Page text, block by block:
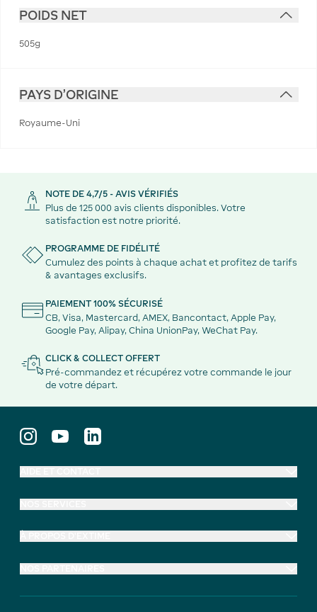
POIDS NET
505g
PAYS D'ORIGINE
Royaume-Uni
NOTE DE 4,7/5 - AVIS VÉRIFIÉS
Plus de 125 000 avis clients disponibles. Votre
satisfaction est notre priorité.
PROGRAMME DE FIDÉLITÉ
Cumulez des points à chaque achat et profitez de tarifs
& avantages exclusifs.
PAIEMENT 100% SÉCURISÉ
CB, Visa, Mastercard, AMEX, Bancontact, Apple Pay,
Google Pay, Alipay, China UnionPay, WeChat Pay.
CLICK & COLLECT OFFERT
Pré-commandez et récupérez votre commande le jour
de votre départ.